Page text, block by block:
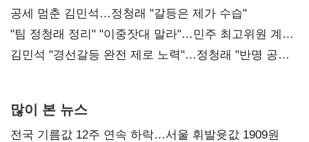
공세 멈춘 김민석…정청래 "갈등은 제가 수습"
"팀 정청래 정리" "이중잣대 말라"…민주 최고위원 계파
다툼 격화
김민석 "경선갈등 완전 제로 노력"…정청래 "반명 공세
많이 본 뉴스
전국 기름값 12주 연속 하락…서울 휘발윳값 1909원